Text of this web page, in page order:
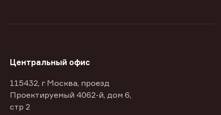
Центральный офис
115432, г Москва, проезд
Проектируемый 4062-й, дом 6,
стр 2